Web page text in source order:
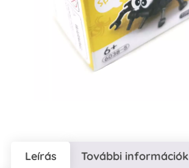
Leírás További információk